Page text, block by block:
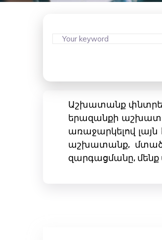
Աշխատանք
երազանքի
առաջարկելով
աշխատանք,
զարգացմանը, մենք